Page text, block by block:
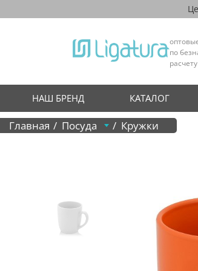
по
расчету
НАШ БРЕНД КАТАЛОГ
Главная Посуда Кружки